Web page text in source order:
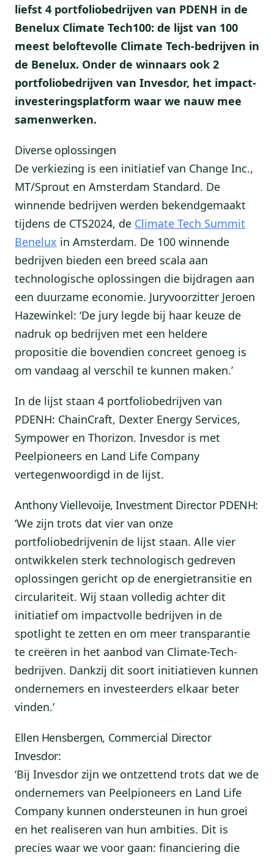
liefst 4 portfoliobedrijven van PDENH in de
Benelux Climate Tech100: de lijst van 100
meest beloftevolle Climate Tech-bedrijven in
de Benelux. Onder de winnaars ook 2
portfoliobedrijven van Invesdor, het impact-
investeringsplatform waar we nauw mee
samenwerken.
Diverse oplossingen
De verkiezing is een initiatief van Change Inc.,
MT/Sprout en Amsterdam Standard. De
winnende bedrijven werden bekendgemaakt
tijdens de CTS2024, de Climate Tech Summit
Benelux in Amsterdam. De 100 winnende
bedrijven bieden een breed scala aan
technologische oplossingen die bijdragen aan
een duurzame economie. Juryvoorzitter Jeroen
Hazewinkel: ‘De jury legde bij haar keuze de
nadruk op bedrijven met een heldere
propositie die bovendien concreet genoeg is
om vandaag al verschil te kunnen maken.’
In de lijst staan 4 portfoliobedrijven van
PDENH: ChainCraft, Dexter Energy Services,
Sympower en Thorizon. Invesdor is met
Peelpioneers en Land Life Company
vertegenwoordigd in de lijst.
Anthony Viellevoije, Investment Director PDENH:
‘We zijn trots dat vier van onze
portfoliobedrijvenin de lijst staan. Alle vier
ontwikkelen sterk technologisch gedreven
oplossingen gericht op de energietransitie en
circulariteit. Wij staan volledig achter dit
initiatief om impactvolle bedrijven in de
spotlight te zetten en om meer transparantie
te creëren in het aanbod van Climate-Tech-
bedrijven. Dankzij dit soort initiatieven kunnen
ondernemers en investeerders elkaar beter
vinden.’
Ellen Hensbergen, Commercial Director
Invesdor:
‘Bij Invesdor zijn we ontzettend trots dat we de
ondernemers van Peelpioneers en Land Life
Company kunnen ondersteunen in hun groei
en het realiseren van hun ambities. Dit is
precies waar we voor gaan: financiering die